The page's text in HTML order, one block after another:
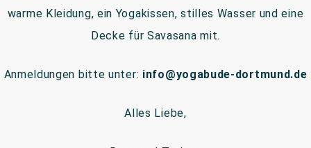
warme Kleidung, ein Yogakissen, stilles Wasser und eine
Decke für Savasana mit.
Anmeldungen bitte unter: info@yogabude-dortmund.de
Alles Liebe,